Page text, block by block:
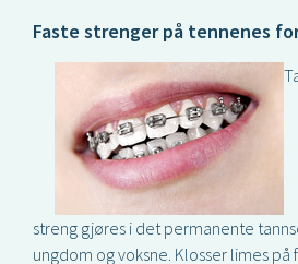
Faste strenger på tennenes
streng gjøres i det permanente
ungdom og voksne. Klosser limes